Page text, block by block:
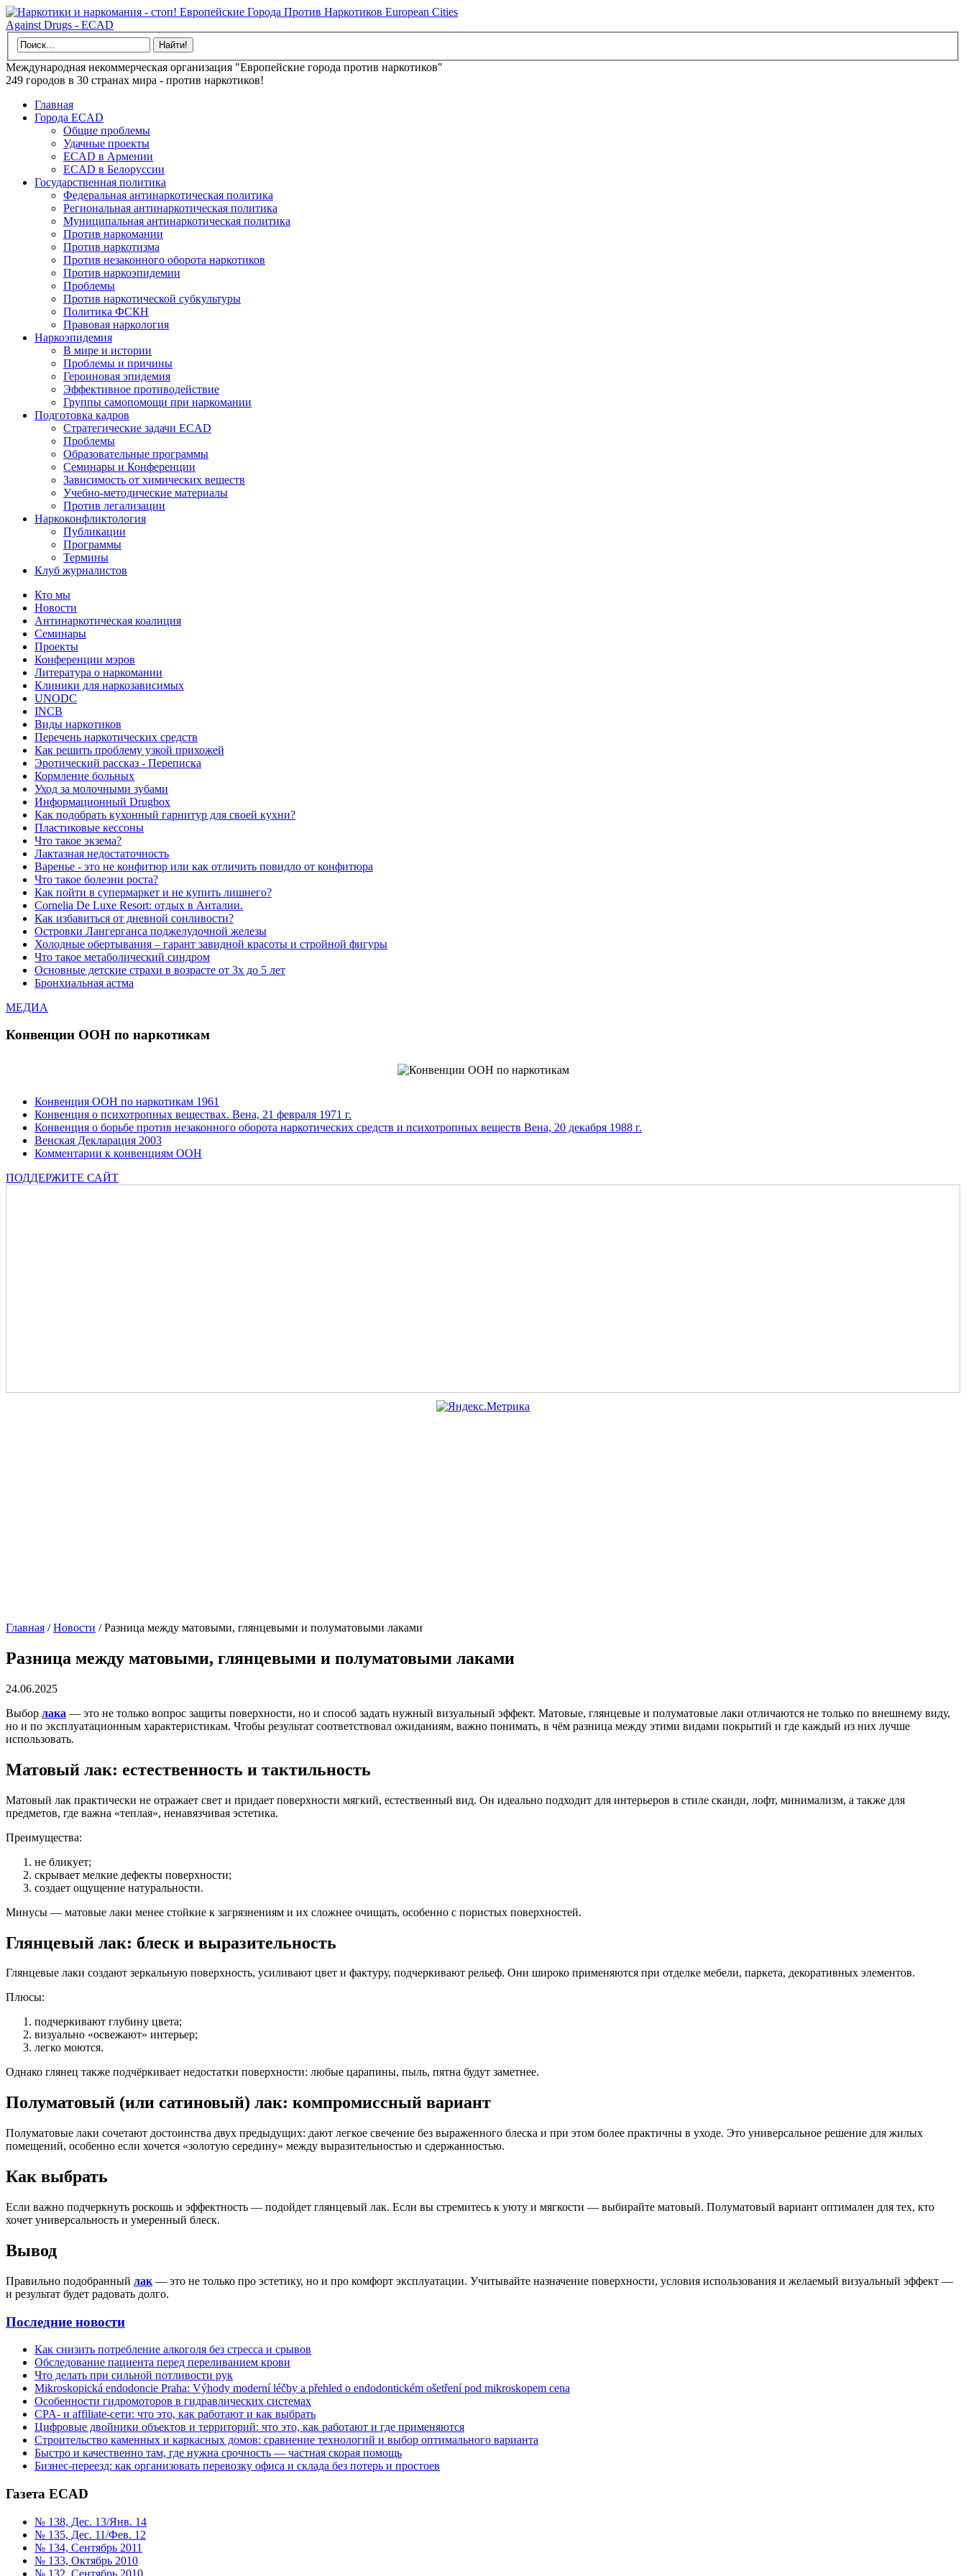
Международная некоммерческая организация "Европейские города против наркотиков"
249 городов в 30 странах мира - против наркотиков!
Главная
Города ECAD
Общие проблемы
Удачные проекты
ECAD в Армении
ECAD в Белоруссии
Государственная политика
Федеральная антинаркотическая политика
Региональная антинаркотическая политика
Муниципальная антинаркотическая политика
Против наркомании
Против наркотизма
Против незаконного оборота наркотиков
Против наркоэпидемии
Проблемы
Против наркотической субкультуры
Политика ФСКН
Правовая наркология
Наркоэпидемия
В мире и истории
Проблемы и причины
Героиновая эпидемия
Эффективное противодействие
Группы самопомощи при наркомании
Подготовка кадров
Стратегические задачи ECAD
Проблемы
Образовательные программы
Семинары и Конференции
Зависимость от химических веществ
Учебно-методические материалы
Против легализации
Наркоконфликтология
Публикации
Программы
Термины
Клуб журналистов
Кто мы
Новости
Антинаркотическая коалиция
Семинары
Проекты
Конференции мэров
Литература о наркомании
Клиники для наркозависимых
UNODC
INCB
Виды наркотиков
Перечень наркотических средств
Как решить проблему узкой прихожей
Эротический рассказ - Переписка
Кормление больных
Уход за молочными зубами
Информационный Drugbox
Как подобрать кухонный гарнитур для своей кухни?
Пластиковые кессоны
Что такое экзема?
Лактазная недостаточность
Варенье - это не конфитюр или как отличить повидло от конфитюра
Что такое болезни роста?
Как пойти в супермаркет и не купить лишнего?
Сornelia De Luxe Resort: отдых в Анталии.
Как избавиться от дневной сонливости?
Островки Лангерганса поджелудочной железы
Холодные обертывания – гарант завидной красоты и стройной фигуры
Что такое метаболический синдром
Основные детские страхи в возрасте от 3х до 5 лет
Бронхиальная астма
МЕДИА
Конвенции ООН по наркотикам
Конвенция ООН по наркотикам 1961
Конвенция о психотропных веществах. Вена, 21 февраля 1971 г.
Конвенция о борьбе против незаконного оборота наркотических средств и психотропных веществ Вена, 20 декабря 1988 г.
Венская Декларация 2003
Комментарии к конвенциям ООН
ПОДДЕРЖИТЕ САЙТ
Главная /Новости /Разница между матовыми, глянцевыми и полуматовыми лаками
Разница между матовыми, глянцевыми и полуматовыми лаками
24.06.2025
Выбор лака — это не только вопрос защиты поверхности, но и способ задать нужный визуальный эффект. Матовые, глянцевые и полуматовые лаки отличаются не только по внешнему виду,
но и по эксплуатационным характеристикам. Чтобы результат соответствовал ожиданиям, важно понимать, в чём разница между этими видами покрытий и где каждый из них лучше
использовать.
Матовый лак: естественность и тактильность
Матовый лак практически не отражает свет и придает поверхности мягкий, естественный вид. Он идеально подходит для интерьеров в стиле сканди, лофт, минимализм, а также для
предметов, где важна «теплая», ненавязчивая эстетика.
Преимущества:
не бликует;
скрывает мелкие дефекты поверхности;
создает ощущение натуральности.
Минусы — матовые лаки менее стойкие к загрязнениям и их сложнее очищать, особенно с пористых поверхностей.
Глянцевый лак: блеск и выразительность
Глянцевые лаки создают зеркальную поверхность, усиливают цвет и фактуру, подчеркивают рельеф. Они широко применяются при отделке мебели, паркета, декоративных элементов.
Плюсы:
подчеркивают глубину цвета;
визуально «освежают» интерьер;
легко моются.
Однако глянец также подчёркивает недостатки поверхности: любые царапины, пыль, пятна будут заметнее.
Полуматовый (или сатиновый) лак: компромиссный вариант
Полуматовые лаки сочетают достоинства двух предыдущих: дают легкое свечение без выраженного блеска и при этом более практичны в уходе. Это универсальное решение для жилых
помещений, особенно если хочется «золотую середину» между выразительностью и сдержанностью.
Как выбрать
Если важно подчеркнуть роскошь и эффектность — подойдет глянцевый лак. Если вы стремитесь к уюту и мягкости — выбирайте матовый. Полуматовый вариант оптимален для тех, кто
хочет универсальность и умеренный блеск.
Вывод
Правильно подобранный лак — это не только про эстетику, но и про комфорт эксплуатации. Учитывайте назначение поверхности, условия использования и желаемый визуальный эффект —
и результат будет радовать долго.
Последние новости
Как снизить потребление алкоголя без стресса и срывов
Обследование пациента перед переливанием крови
Что делать при сильной потливости рук
Mikroskopická endodoncie Praha: Výhody moderní léčby a přehled o endodontickém ošetření pod mikroskopem cena
Особенности гидромоторов в гидравлических системах
CPA- и affiliate-сети: что это, как работают и как выбрать
Цифровые двойники объектов и территорий: что это, как работают и где применяются
Строительство каменных и каркасных домов: сравнение технологий и выбор оптимального варианта
Быстро и качественно там, где нужна срочность — частная скорая помощь
Бизнес-переезд: как организовать перевозку офиса и склада без потерь и простоев
Газета ECAD
№ 138, Дес. 13/Янв. 14
№ 135, Дес. 11/Фев. 12
№ 134, Сентябрь 2011
№ 133, Октябрь 2010
№ 132, Сентябрь 2010